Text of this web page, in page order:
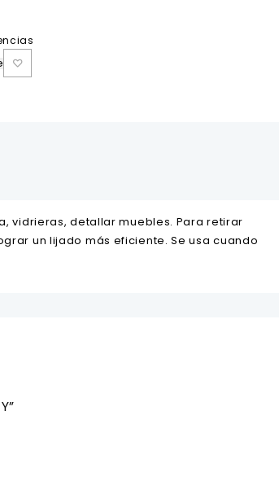
vidrieras, detallar muebles. Para retirar
un lijado más eficiente. Se usa cuando